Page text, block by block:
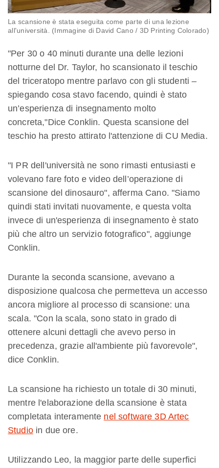
La scansione è stata eseguita come parte di una lezione
all'università. (Immagine di David Cano / 3D Printing Colorado)
"Per 30 o 40 minuti durante una delle lezioni
notturne del Dr. Taylor, ho scansionato il teschio
del triceratopo mentre parlavo con gli studenti –
spiegando cosa stavo facendo, quindi è stato
un’esperienza di insegnamento molto
concreta,"Dice Conklin. Questa scansione del
teschio ha presto attirato l'attenzione di CU Media.
"I PR dell'università ne sono rimasti entusiasti e
volevano fare foto e video dell’operazione di
scansione del dinosauro", afferma Cano. "Siamo
quindi stati invitati nuovamente, e questa volta
invece di un'esperienza di insegnamento è stato
più che altro un servizio fotografico", aggiunge
Conklin.
Durante la seconda scansione, avevano a
disposizione qualcosa che permetteva un accesso
ancora migliore al processo di scansione: una
scala. "Con la scala, sono stato in grado di
ottenere alcuni dettagli che avevo perso in
precedenza, grazie all'ambiente più favorevole",
dice Conklin.
La scansione ha richiesto un totale di 30 minuti,
mentre l'elaborazione della scansione è stata
completata interamente nel software 3D Artec
Studioin due ore.
Utilizzando Leo, la maggior parte delle superfici